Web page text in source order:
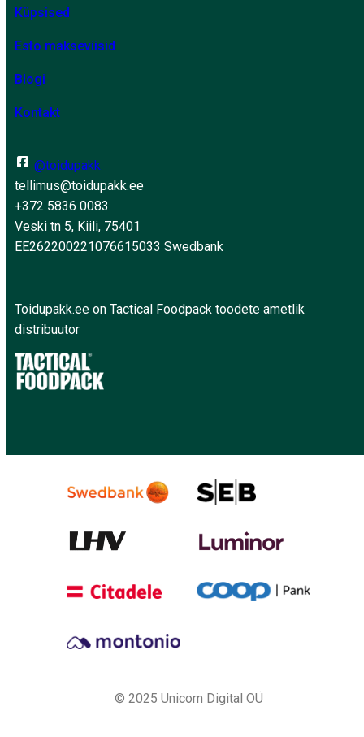
Küpsised
Esto makseviisid
Blogi
Kontakt
@toidupakk
tellimus@toidupakk.ee
+372 5836 0083
Veski tn 5, Kiili, 75401
EE262200221076615033 Swedbank
Toidupakk.ee on Tactical Foodpack toodete ametlik
distribuutor
© 2025 Unicorn Digital OÜ